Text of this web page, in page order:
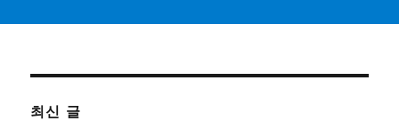
최신 글